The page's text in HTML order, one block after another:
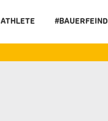
ATHLETE #BAUERFEIND